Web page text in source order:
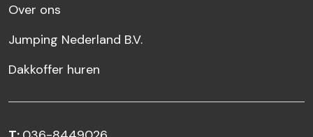
Over ons
Jumping Nederland B.V.
Dakkoffer huren